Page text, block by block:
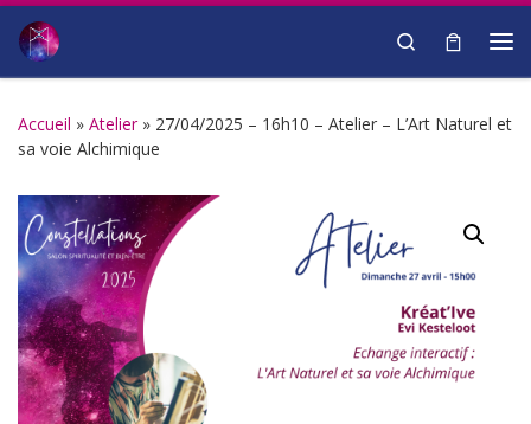
Passer au contenu
Search
Accueil » Atelier » 27/04/2025 – 16h10 – Atelier – L’Art Naturel et
sa voie Alchimique